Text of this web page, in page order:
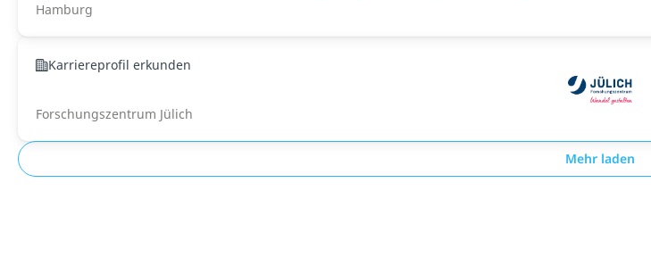
Hamburg
Karriereprofil erkunden
Forschungszentrum Jülich
Mehr laden